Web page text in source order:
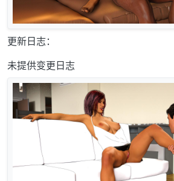
更新日志：
未提供变更日志